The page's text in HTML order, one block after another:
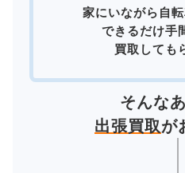
家にいながら自転
できるだけ手
買取しても
そんな
出張買取が